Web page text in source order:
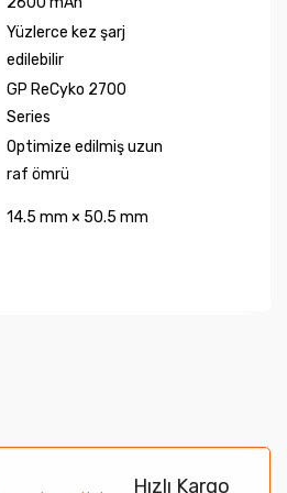
Yüzlerce kez şarj
edilebilir
GP ReCyko 2700
Series
Optimize edilmiş uzun
raf ömrü
14.5 mm × 50.5 mm
teşekkür ederiz.
Hızlı Kargo